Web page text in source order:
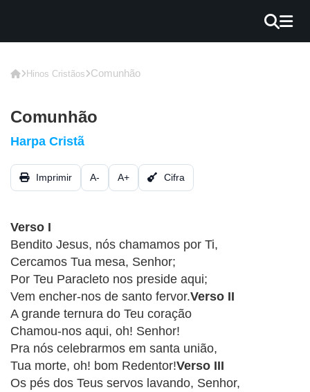
GRÁTIS
GUITAR
CIFRA
VÍDEO
HINOS
CRISTÃOS
TEORIA
MUSICAL
Hinos Cristãos Comunhão
Comunhão
Harpa Cristã
Imprimir A- A+ Cifra
Verso I
Bendito Jesus, nós chamamos por Ti,
Cercamos Tua mesa, Senhor;
Por Teu Paracleto nos preside aqui;
Vem encher-nos de santo fervor.Verso II
A grande ternura do Teu coração
Chamou-nos aqui, oh! Senhor!
Pra nós celebrarmos em santa união,
Tua morte, oh! bom Redentor!Verso III
Os pés dos Teus servos lavando, Senhor,